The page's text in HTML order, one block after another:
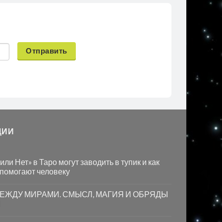
Отправить
Нет» в Таро могут заводить в тупик и как
человеку
МИРАМИ. СМЫСЛ, МАГИЯ И ОБРЯДЫ